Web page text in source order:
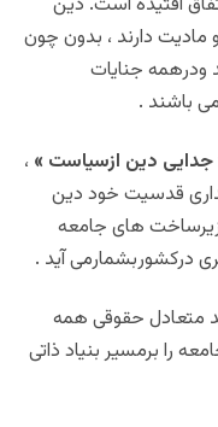
مادیت دارند ، بدون چون
ودرهمه جنایات
باشند .
جدایی دین ازسیاست » ،
قدسیت خود دین
زیرساخت های جامعه
درکشوربشمارمی آید .
متعادل حقوقی همه
را برمسیر بنیاد ذاتی